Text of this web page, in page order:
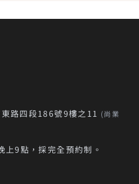
路四段186號9樓之11 (尚業
上9點，採完全預約制。